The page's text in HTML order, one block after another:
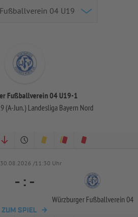
Fußballverein 04 U19-1
(A-Jun.) Landesliga Bayern Nord
30.08.2026 /11:30 Uhr
- : -
Würzburger Fußballverein 04
ZUM SPIEL